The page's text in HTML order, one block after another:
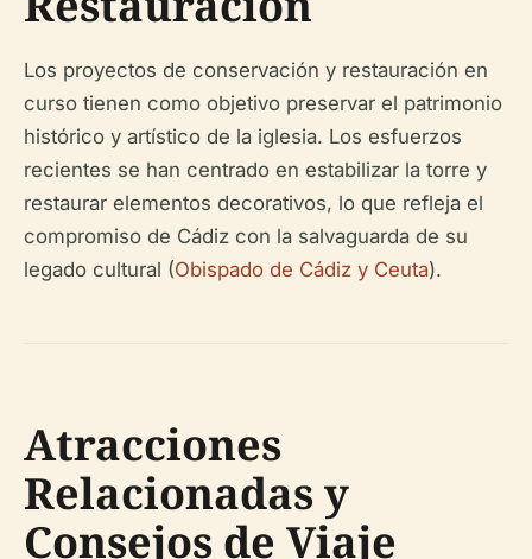
Los proyectos de conservación y restauración en
curso tienen como objetivo preservar el patrimonio
histórico y artístico de la iglesia. Los esfuerzos
recientes se han centrado en estabilizar la torre y
restaurar elementos decorativos, lo que refleja el
compromiso de Cádiz con la salvaguarda de su
legado cultural (Obispado de Cádiz y Ceuta).
Atracciones
Relacionadas y
Consejos de Viaje